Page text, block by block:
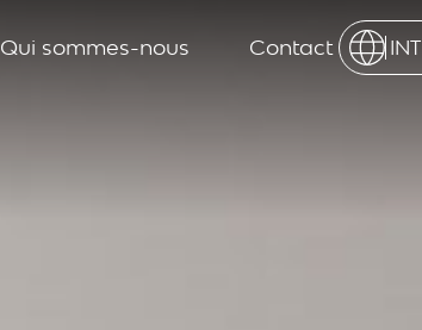
Qui sommes-nous Contact INT